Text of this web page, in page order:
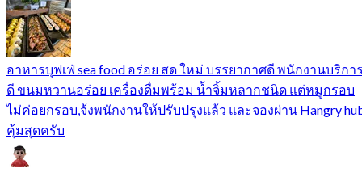
อาหารบุฟเฟ่ sea food อร่อย สด ใหม่ บรรยากาศดี พนักงานบริกา
ดี ขนมหวานอร่อย เครื่องดื่มพร้อม น้ำจิ้มหลากชนิด แต่หมูกรอบ
ไม่ค่อยกรอบ,จ้งพนักงานให้ปรับปรุงแล้ว และจองผ่าน Hangry
คุ้มสุดครับ